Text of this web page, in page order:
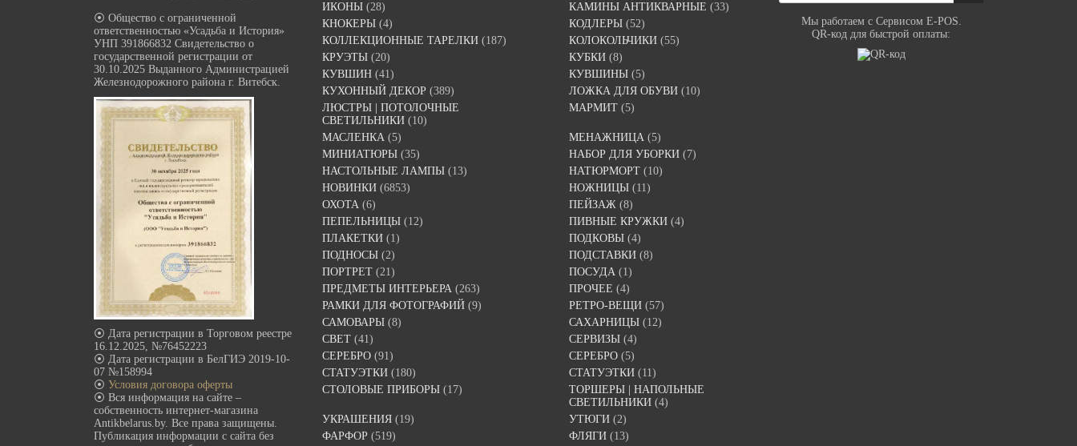
⦿ Общество с ограниченной
ответственностью «Усадьба и История»
УНП 391866832 Свидетельство о
государственной регистрации от
30.10.2025 Выданного Администрацией
Железнодорожного района г. Витебск.
⦿ Дата регистрации в Торговом реестре
16.12.2025, №76452223
⦿ Дата регистрации в БелГИЭ 2019-10-
07 №158994
⦿ Условия договора оферты
⦿ Вся информация на сайте –
собственность интернет-магазина
Antikbelarus.by. Все права защищены.
Публикация информации с сайта без
ИКОНЫ (28) КАМИНЫ АНТИКВАРНЫЕ (33)
КНОКЕРЫ (4) КОДЛЕРЫ (52)
КОЛЛЕКЦИОННЫЕ ТАРЕЛКИ (187) КОЛОКОЛЬЧИКИ (55)
КРУЭТЫ (20) КУБКИ (8)
КУВШИН (41) КУВШИНЫ (5)
КУХОННЫЙ ДЕКОР (389) ЛОЖКА ДЛЯ ОБУВИ (10)
ЛЮСТРЫ | ПОТОЛОЧНЫЕ
СВЕТИЛЬНИКИ (10)
МАРМИТ (5)
МАСЛЕНКА (5) МЕНАЖНИЦА (5)
МИНИАТЮРЫ (35) НАБОР ДЛЯ УБОРКИ (7)
НАСТОЛЬНЫЕ ЛАМПЫ (13) НАТЮРМОРТ (10)
НОВИНКИ (6853) НОЖНИЦЫ (11)
ОХОТА (6) ПЕЙЗАЖ (8)
ПЕПЕЛЬНИЦЫ (12) ПИВНЫЕ КРУЖКИ (4)
ПЛАКЕТКИ (1) ПОДКОВЫ (4)
ПОДНОСЫ (2) ПОДСТАВКИ (8)
ПОРТРЕТ (21) ПОСУДА (1)
ПРЕДМЕТЫ ИНТЕРЬЕРА (263) ПРОЧЕЕ (4)
РАМКИ ДЛЯ ФОТОГРАФИЙ (9) РЕТРО-ВЕЩИ (57)
САМОВАРЫ (8) САХАРНИЦЫ (12)
СВЕТ (41) СЕРВИЗЫ (4)
СЕРЕБРО (91) СЕРЕБРО (5)
СТАТУЭТКИ (180) СТАТУЭТКИ (11)
СТОЛОВЫЕ ПРИБОРЫ (17)
ТОРШЕРЫ | НАПОЛЬНЫЕ
СВЕТИЛЬНИКИ (4)
УКРАШЕНИЯ (19) УТЮГИ (2)
ФАРФОР (519) ФЛЯГИ (13)
Мы работаем с Сервисом E-POS.
QR-код для быстрой оплаты: